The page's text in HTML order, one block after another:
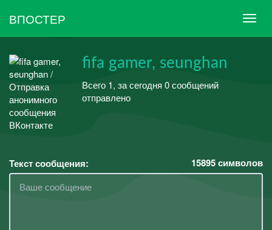
ВПОСТЕР
fifa gamer, seunghan
Всего 1, за сегодня 0 сообщений
отправлено
Текст сообщения: 15895символов